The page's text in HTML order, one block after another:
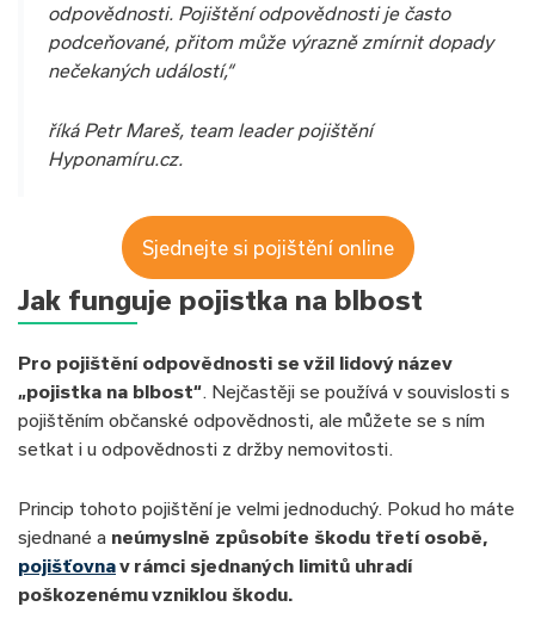
odpovědnosti. Pojištění odpovědnosti je často
podceňované, přitom může výrazně zmírnit dopady
nečekaných událostí,“
říká Petr Mareš, team leader pojištění
Hyponamíru.cz.
Sjednejte si pojištění online
Jak funguje pojistka na blbost
Pro pojištění odpovědnosti se vžil lidový název
„pojistka na blbost“. Nejčastěji se používá v souvislosti s
pojištěním občanské odpovědnosti, ale můžete se s ním
setkat i u odpovědnosti z držby nemovitosti.
Princip tohoto pojištění je velmi jednoduchý. Pokud ho máte
sjednané a neúmyslně způsobíte škodu třetí osobě,
pojišťovnav rámci sjednaných limitů uhradí
poškozenému vzniklou škodu.